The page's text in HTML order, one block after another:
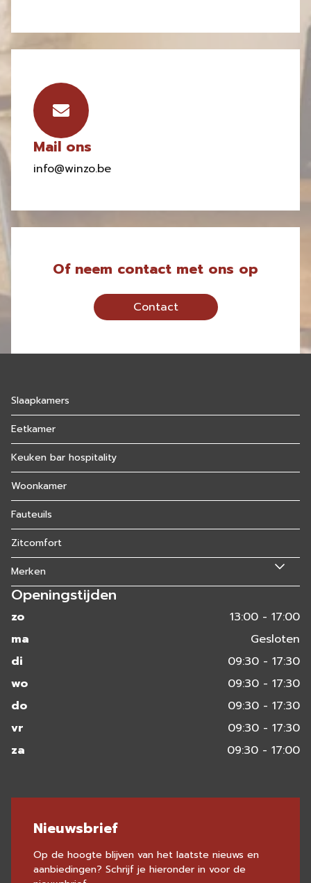
Mail ons
info@winzo.be
Of neem contact met ons op
Contact
Slaapkamers
Eetkamer
Keuken bar hospitality
Woonkamer
Fauteuils
Zitcomfort
Merken
Openingstijden
zo
13:00 - 17:00
ma
Gesloten
di
09:30 - 17:30
wo
09:30 - 17:30
do
09:30 - 17:30
vr
09:30 - 17:30
za
09:30 - 17:00
Nieuwsbrief
Op de hoogte blijven van het laatste nieuws en
aanbiedingen? Schrijf je hieronder in voor de